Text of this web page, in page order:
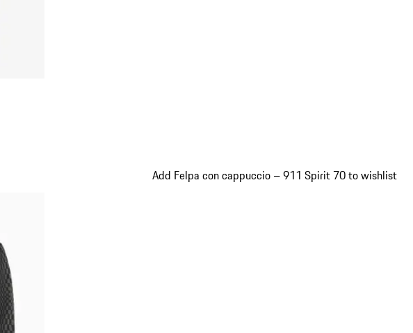
Add Felpa con cappuccio – 911 Spirit 70 to wishlist